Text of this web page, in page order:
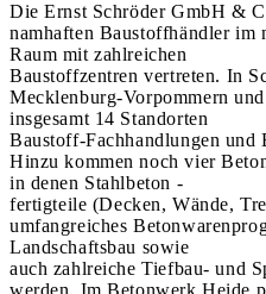
Die Ernst Schröder GmbH &
namhaften Baustoffhändler im
Raum mit zahlreichen
Baustoffzentren vertreten. In
Mecklenburg-Vorpommern
insgesamt 14 Standorten
Baustoff-Fachhandlungen und
Hinzu kommen noch vier
in denen Stahlbeton -
fertigteile (Decken, Wände,
umfangreiches
Landschaftsbau sowie
auch zahlreiche Tiefbau- und
werden. Im Betonwerk Heide